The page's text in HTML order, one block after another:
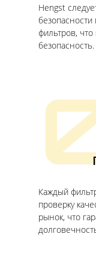
Hengst
фильтров,
безопасность.
Каждый
проверку
рынок, что